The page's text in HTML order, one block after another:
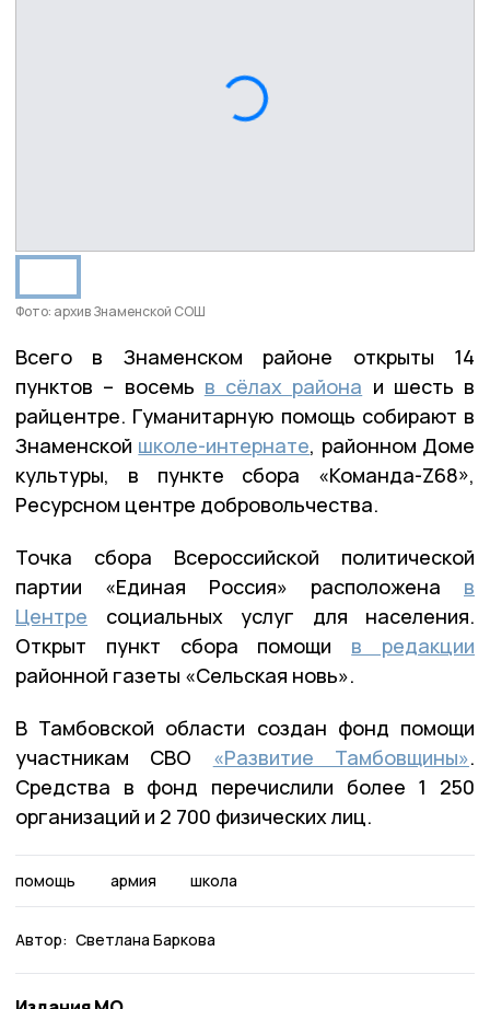
Фото: архив Знаменской СОШ
Всего в Знаменском районе открыты 14
пунктов – восемь в сёлах района и шесть в
райцентре. Гуманитарную помощь собирают в
Знаменской школе-интернате, районном Доме
культуры, в пункте сбора «Команда-Z68»,
Ресурсном центре добровольчества.
Точка сбора Всероссийской политической
партии «Единая Россия» расположена в
Центре социальных услуг для населения.
Открыт пункт сбора помощи в редакции
районной газеты «Сельская новь».
В Тамбовской области создан фонд помощи
участникам СВО «Развитие Тамбовщины».
Средства в фонд перечислили более 1 250
организаций и 2 700 физических лиц.
помощь армия школа
Автор: Светлана Баркова